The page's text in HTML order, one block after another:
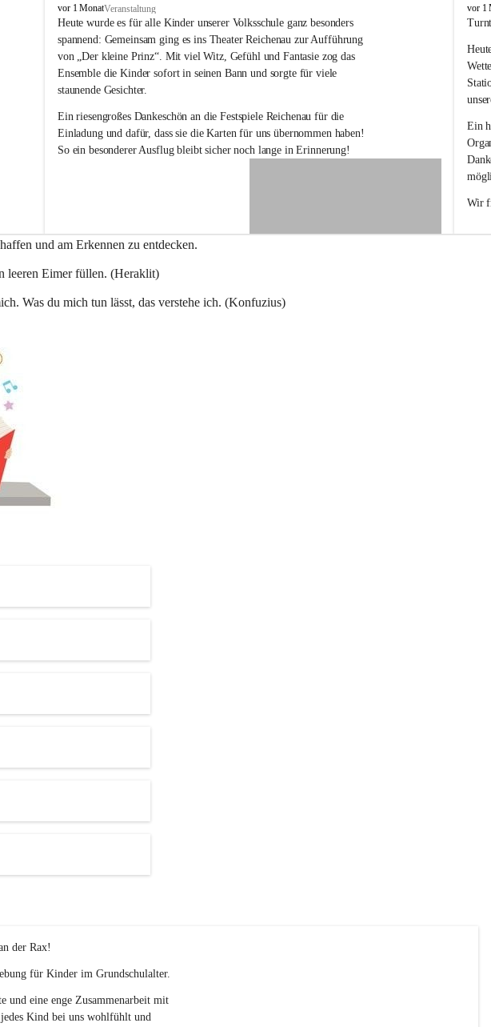
V
o
l
k
s
s
c
h
u
l
e
e
n
a
u
vor 1 MonatVeranstaltung
Heute wurde es für alle Kinder unserer Volksschule ganz besonders
spannend: Gemeinsam ging es ins Theater Reichenau zur Aufführung
von „Der kleine Prinz“. Mit viel Witz, Gefühl und Fantasie zog das
Ensemble die Kinder sofort in seinen Bann und sorgte für viele
staunende Gesichter.
Ein riesengroßes Dankeschön an die Festspiele Reichenau für die
Einladung und dafür, dass sie die Karten für uns übernommen haben!
So ein besonderer Ausflug bleibt sicher noch lange in Erinnerung!
V
o
k
s
s
c
u
l
e
R
e
i
c
e
vor 1
Ein
Wir
und am Erkennen zu entdecken.
leeren Eimer füllen. (Heraklit)
Was du mich tun lässt, das verstehe ich. (Konfuzius)
der Rax!
für Kinder im Grundschulalter.
und eine enge Zusammenarbeit mit
Kind bei uns wohlfühlt und